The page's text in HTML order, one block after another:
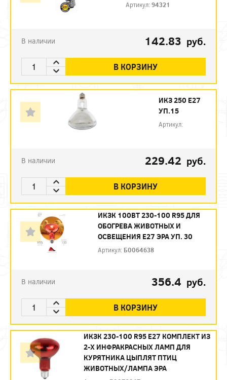
Артикул:94321
В наличии 142.83 руб.
В КОРЗИНУ
ИКЗ 250 Е27
УП.15
Артикул:
В наличии 229.42 руб.
В КОРЗИНУ
ИКЗК 100ВТ 230-100 R95 ДЛЯ
ОБОГРЕВА ЖИВОТНЫХ И
ОСВЕЩЕНИЯ Е27 ЭРА УП. 30
Артикул: Б0064638
В наличии 356.4 руб.
В КОРЗИНУ
ИКЗК 230-100 R95 E27 КОМПЛЕКТ ИЗ
2-Х ИНФРАКРАСНЫХ ЛАМП ДЛЯ
КУРЯТНИКА ЦЫПЛЯТ ПТИЦ
ЖИВОТНЫХ/ЛАМПА ЭРА